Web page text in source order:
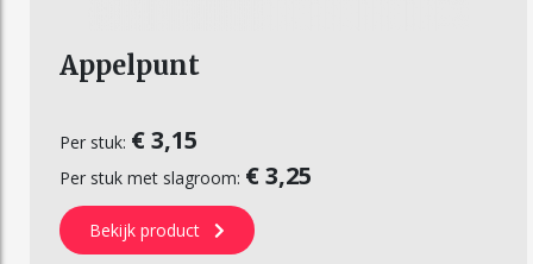
Appelpunt
Per stuk: € 3,15
Per stuk met slagroom: € 3,25
Bekijk product